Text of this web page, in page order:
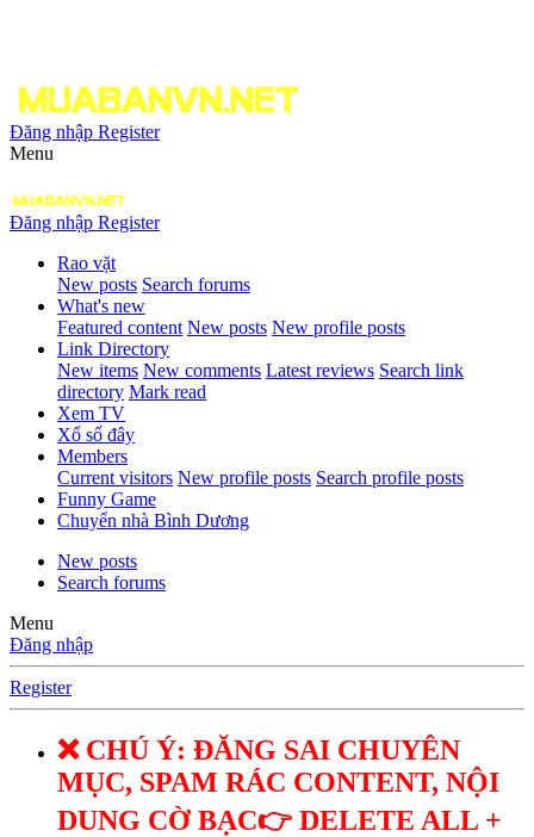
Đăng nhập Register
Menu
Đăng nhập Register
Rao vặt
New posts Search forums
What's new
Featured content New posts New profile posts
Link Directory
New items New comments Latest reviews Search link
directory Mark read
Xem TV
Xổ số đây
Members
Current visitors New profile posts Search profile posts
Funny Game
Chuyển nhà Bình Dương
New posts
Search forums
Menu
Đăng nhập
Register
❌ CHÚ Ý: ĐĂNG SAI CHUYÊN
MỤC, SPAM RÁC CONTENT, NỘI
DUNG CỜ BẠC👉 DELETE ALL +